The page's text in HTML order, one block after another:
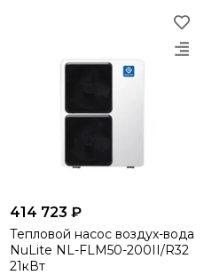
414 723 ₽
Тепловой насос воздух-вода
NuLite NL-FLM50-200II/R32
21кВт